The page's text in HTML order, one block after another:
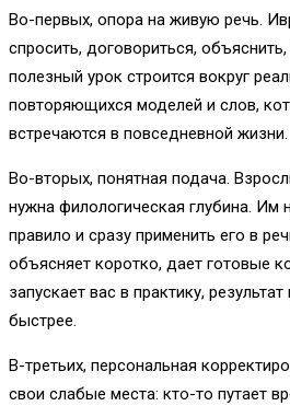
Во-первых, опора на живую речь.
спросить, договориться,
полезный урок строится вокруг
повторяющихся моделей и слов,
встречаются в повседневной жизни.
Во-вторых, понятная подача.
нужна филологическая глубина. Им
правило и сразу применить его в
объясняет коротко, дает готовые
запускает вас в практику,
быстрее.
В-третьих, персональная
свои слабые места: кто-то путает